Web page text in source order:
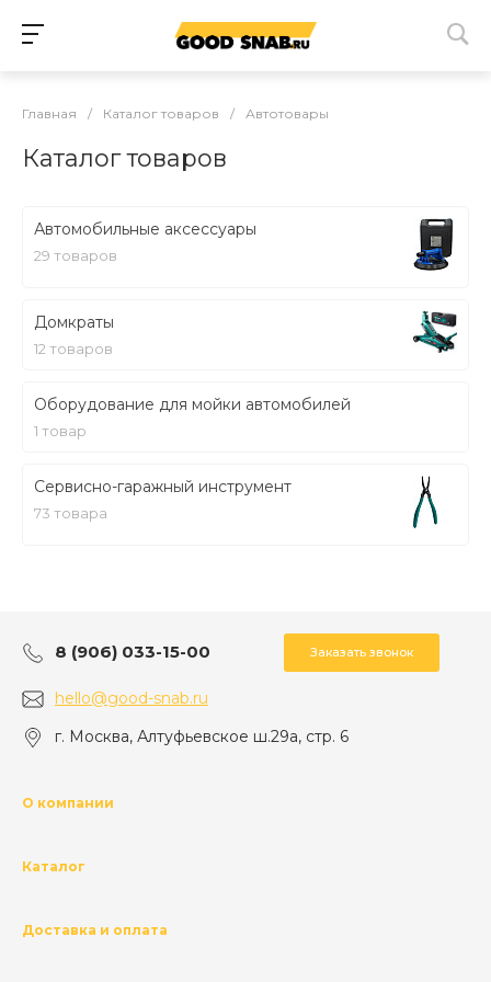
Главная / Каталог товаров / Автотовары
Каталог товаров
Автомобильные аксессуары
29 товаров
Домкраты
12 товаров
Оборудование для мойки автомобилей
1 товар
Сервисно-гаражный инструмент
73 товара
8 (906) 033-15-00 Заказать звонок
hello@good-snab.ru
г. Москва, Алтуфьевское ш.29а, стр. 6
О компании
Каталог
Доставка и оплата